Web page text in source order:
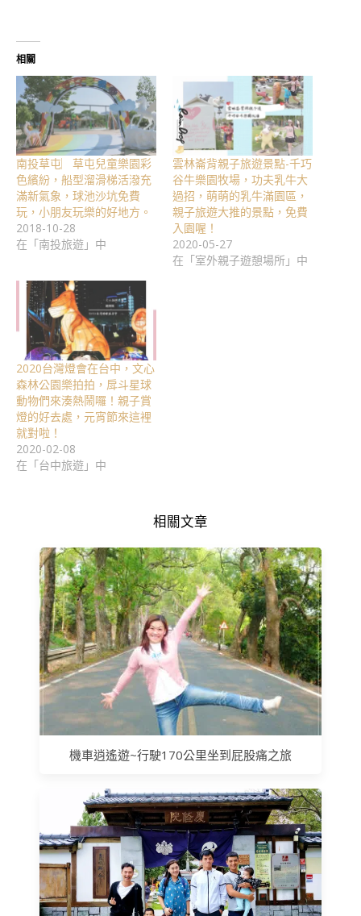
相關
南投草屯︳草屯兒童樂園彩
色繽紛，船型溜滑梯活潑充
滿新氣象，球池沙坑免費
玩，小朋友玩樂的好地方。
2018-10-28
在「南投旅遊」中
雲林崙背親子旅遊景點-千巧
谷牛樂園牧場，功夫乳牛大
過招，萌萌的乳牛滿園區，
親子旅遊大推的景點，免費
入園喔！
2020-05-27
在「室外親子遊憩場所」中
2020台灣燈會在台中，文心
森林公園樂拍拍，戽斗星球
動物們來湊熱鬧囉！親子賞
燈的好去處，元宵節來這裡
就對啦！
2020-02-08
在「台中旅遊」中
相關文章
機車逍遙遊~行駛170公里坐到屁股痛之旅